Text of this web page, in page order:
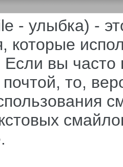
- улыбка) -
которые
вы часто
то,